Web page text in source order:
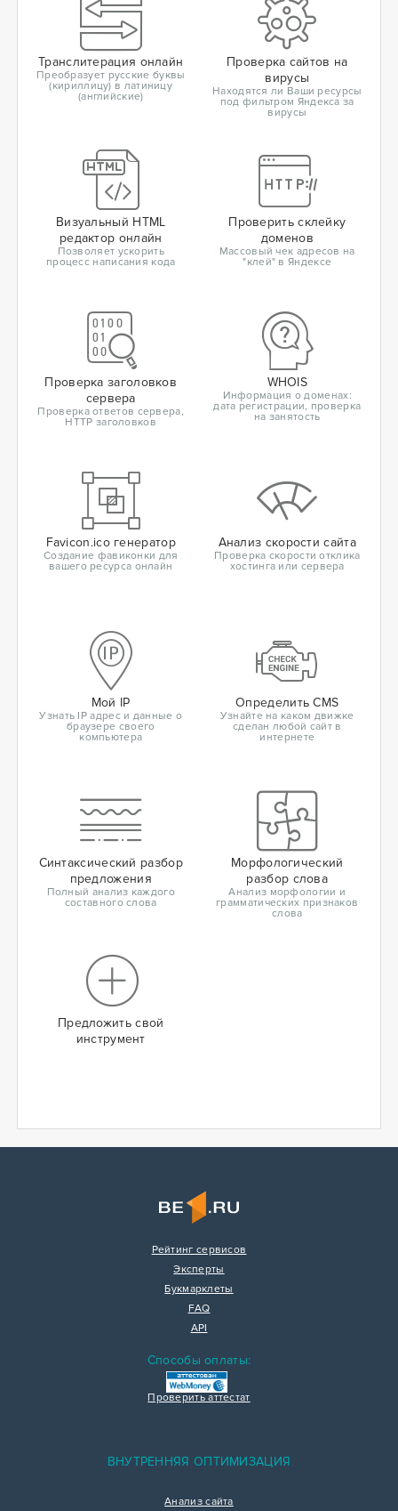
Транслитерация онлайн
Преобразует русские буквы
(кириллицу) в латиницу
(английские)
Проверка сайтов на
вирусы
Находятся ли Ваши ресурсы
под фильтром Яндекса за
вирусы
Визуальный HTML
редактор онлайн
Позволяет ускорить
процесс написания кода
Проверить склейку
доменов
Массовый чек адресов на
"клей" в Яндексе
Проверка заголовков
сервера
Проверка ответов сервера,
HTTP заголовков
WHOIS
Информация о доменах:
дата регистрации, проверка
на занятость
Favicon.ico генератор
Создание фавиконки для
вашего ресурса онлайн
Анализ скорости сайта
Проверка скорости отклика
хостинга или сервера
Мой IP
Узнать IP адрес и данные о
браузере своего
компьютера
Определить CMS
Узнайте на каком движке
сделан любой сайт в
интернете
Синтаксический разбор
предложения
Полный анализ каждого
составного слова
Морфологический
разбор слова
Анализ морфологии и
грамматических признаков
слова
Предложить свой
инструмент
Рейтинг сервисов
Эксперты
Букмарклеты
FAQ
API
Способы оплаты:
Проверить аттестат
ВНУТРЕННЯЯ ОПТИМИЗАЦИЯ
Анализ сайта